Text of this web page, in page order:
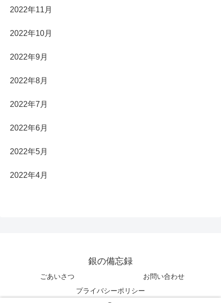
2022年11月
2022年10月
2022年9月
2022年8月
2022年7月
2022年6月
2022年5月
2022年4月
銀の備忘録
ごあいさつ
お問い合わせ
プライバシーポリシー